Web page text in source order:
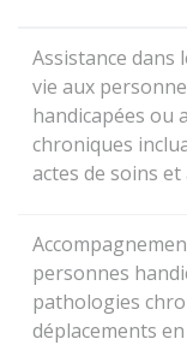
Assistance dans
vie aux
handicapées ou
chroniques
actes de soins et
personnes
pathologies
déplacements